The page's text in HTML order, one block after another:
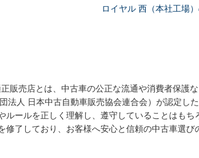
ロイヤル 西（本社工場
販売店とは、中古車の公正な流通や消費者保護
法人 日本中古自動車販売協会連合会）が認定した
ルールを正しく理解し、遵守していることはもち
了しており、お客様へ安心と信頼の中古車選び